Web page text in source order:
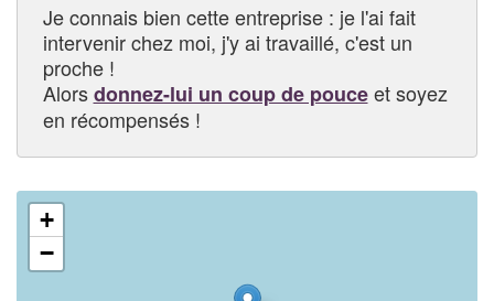
Je connais bien cette entreprise : je l'ai fait
intervenir chez moi, j'y ai travaillé, c'est un
proche !
Alorsdonnez-lui un coup de pouceet soyez
en récompensés !
+
−